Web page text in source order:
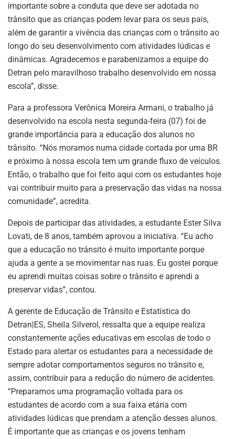
importante sobre a conduta que deve ser adotada no
trânsito que as crianças podem levar para os seus pais,
além de garantir a vivência das crianças com o trânsito ao
longo do seu desenvolvimento com atividades lúdicas e
dinâmicas. Agradecemos e parabenizamos a equipe do
Detran pelo maravilhoso trabalho desenvolvido em nossa
escola”, disse.
Para a professora Verônica Moreira Armani, o trabalho já
desenvolvido na escola nesta segunda-feira (07) foi de
grande importância para a educação dos alunos no
trânsito. “Nós moramos numa cidade cortada por uma BR
e próximo à nossa escola tem um grande fluxo de veículos.
Então, o trabalho que foi feito aqui com os estudantes hoje
vai contribuir muito para a preservação das vidas na nossa
comunidade”, acredita.
Depois de participar das atividades, a estudante Ester Silva
Lovati, de 8 anos, também aprovou a iniciativa. “Eu acho
que a educação no trânsito é muito importante porque
ajuda a gente a se movimentar nas ruas. Eu gostei porque
eu aprendi muitas coisas sobre o trânsito e aprendi a
preservar vidas”, contou.
A gerente de Educação de Trânsito e Estatística do
Detran|ES, Sheila Silverol, ressalta que a equipe realiza
constantemente ações educativas em escolas de todo o
Estado para alertar os estudantes para a necessidade de
sempre adotar comportamentos seguros no trânsito e,
assim, contribuir para a redução do número de acidentes.
“Preparamos uma programação voltada para os
estudantes de acordo com a sua faixa etária com
atividades lúdicas que prendam a atenção desses alunos.
É importante que as crianças e os jovens tenham